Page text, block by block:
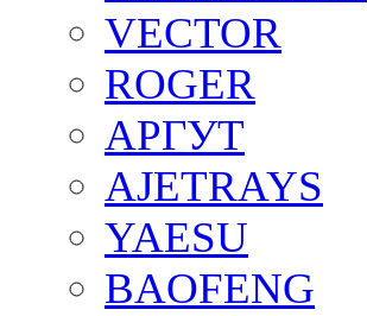
VECTOR
ROGER
АРГУТ
AJETRAYS
YAESU
BAOFENG